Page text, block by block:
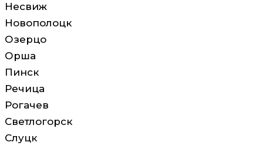
Несвиж
Новополоцк
Озерцо
Орша
Пинск
Речица
Рогачев
Светлогорск
Слуцк